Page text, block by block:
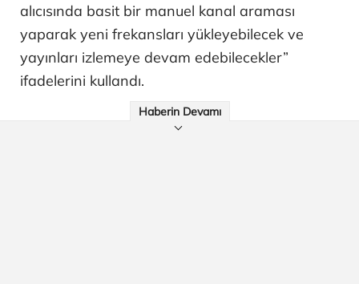
alıcısında basit bir manuel kanal araması
yaparak yeni frekansları yükleyebilecek ve
yayınları izlemeye devam edebilecekler”
ifadelerini kullandı.
Haberin Devamı